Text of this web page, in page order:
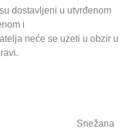
dostavljeni u utvrđenom
i
neće se uzeti u obzir u